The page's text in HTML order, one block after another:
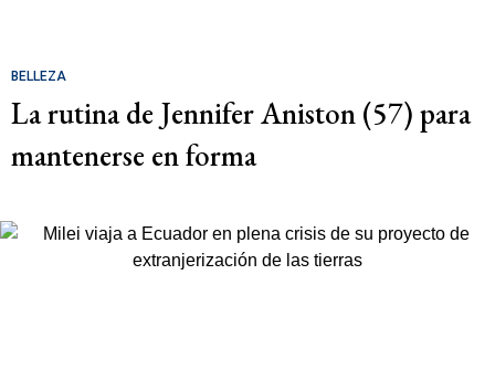
BELLEZA
La rutina de Jennifer Aniston (57) para
mantenerse en forma